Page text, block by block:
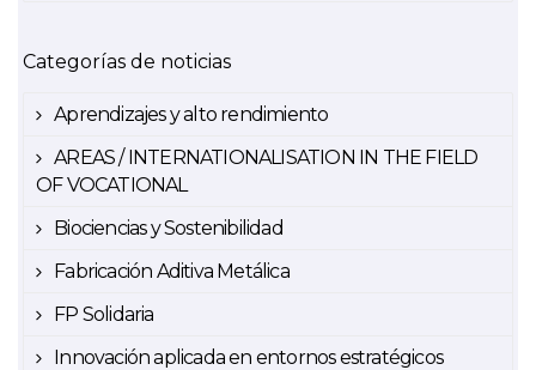
Categorías de noticias
Aprendizajes y alto rendimiento
AREAS / INTERNATIONALISATION IN THE FIELD
OF VOCATIONAL
Biociencias y Sostenibilidad
Fabricación Aditiva Metálica
FP Solidaria
Innovación aplicada en entornos estratégicos